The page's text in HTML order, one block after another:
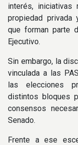
interés, iniciativas
propiedad privada
que forman parte
Ejecutivo.
Sin embargo, la
vinculada a las
las elecciones
distintos bloques
consensos
Senado.
Frente a ese